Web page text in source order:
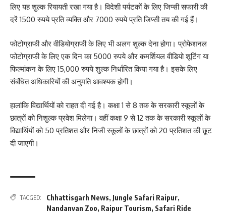
लिए यह शुल्क रियायती रखा गया है। विदेशी पर्यटकों के लिए जिप्सी सफारी की
दरें 1500 रुपये प्रति व्यक्ति और 7000 रुपये प्रति जिप्सी तय की गई हैं।
फोटोग्राफी और वीडियोग्राफी के लिए भी अलग शुल्क देना होगा। प्रोफेशनल
फोटोग्राफी के लिए एक दिन का 5000 रुपये और कमर्शियल वीडियो शूटिंग या
फिल्मांकन के लिए 15,000 रुपये शुल्क निर्धारित किया गया है। इसके लिए
संबंधित अधिकारियों की अनुमति आवश्यक होगी।
हालांकि विद्यार्थियों को राहत दी गई है। कक्षा 1 से 8 तक के सरकारी स्कूलों के
छात्रों को निशुल्क प्रवेश मिलेगा। वहीं कक्षा 9 से 12 तक के सरकारी स्कूलों के
विद्यार्थियों को 50 प्रतिशत और निजी स्कूलों के छात्रों को 20 प्रतिशत की छूट
दी जाएगी।
TAGGED: Chhattisgarh News, Jungle Safari Raipur,
Nandanvan Zoo, Raipur Tourism, Safari Ride